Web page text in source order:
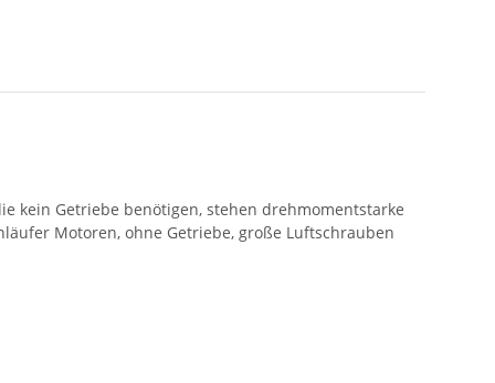
kein Getriebe benötigen, stehen drehmomentstarke
Motoren, ohne Getriebe, große Luftschrauben